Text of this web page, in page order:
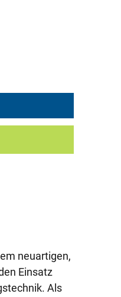
neuartigen,
Einsatz
Als